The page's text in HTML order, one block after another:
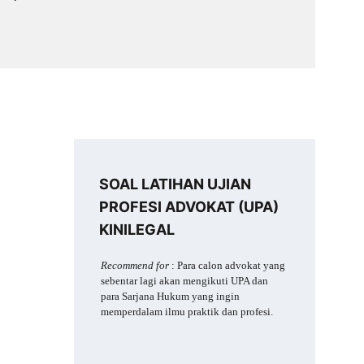
SOAL LATIHAN UJIAN
PROFESI ADVOKAT (UPA)
KINILEGAL
Recommend for : Para calon advokat yang
sebentar lagi akan mengikuti UPA dan
para Sarjana Hukum yang ingin
memperdalam ilmu praktik dan profesi.